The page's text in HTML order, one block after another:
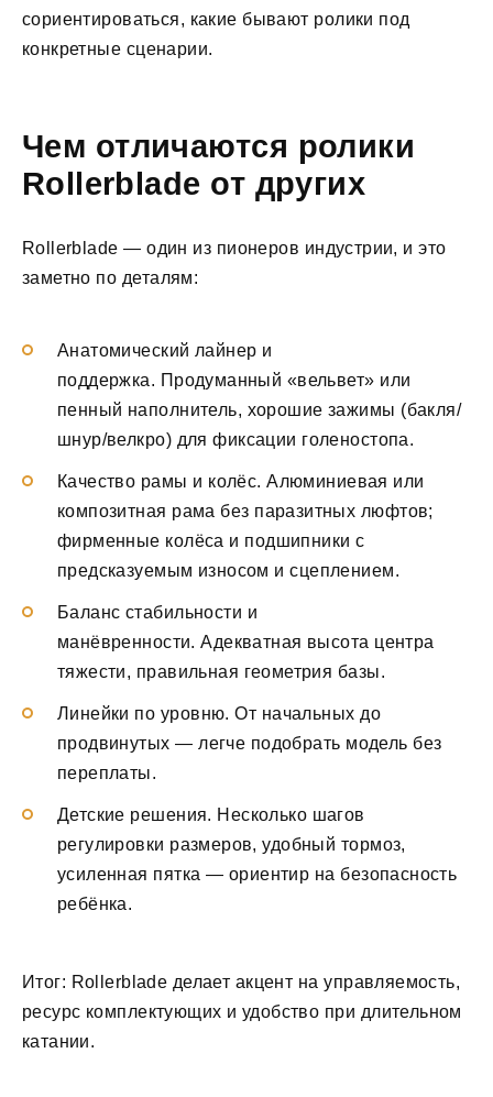
сориентироваться, какие бывают ролики под
конкретные сценарии.
Чем отличаются ролики
Rollerblade от других
Rollerblade — один из пионеров индустрии, и это
заметно по деталям:
Анатомический лайнер и
поддержка. Продуманный «вельвет» или
пенный наполнитель, хорошие зажимы (бакля/
шнур/велкро) для фиксации голеностопа.
Качество рамы и колёс. Алюминиевая или
композитная рама без паразитных люфтов;
фирменные колёса и подшипники с
предсказуемым износом и сцеплением.
Баланс стабильности и
манёвренности. Адекватная высота центра
тяжести, правильная геометрия базы.
Линейки по уровню. От начальных до
продвинутых — легче подобрать модель без
переплаты.
Детские решения. Несколько шагов
регулировки размеров, удобный тормоз,
усиленная пятка — ориентир на безопасность
ребёнка.
Итог: Rollerblade делает акцент на управляемость,
ресурс комплектующих и удобство при длительном
катании.